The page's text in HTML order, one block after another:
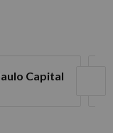
Capital